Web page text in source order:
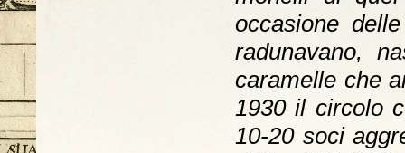
occasione
radunavano,
caramelle che
1930 il circolo
10-20 soci